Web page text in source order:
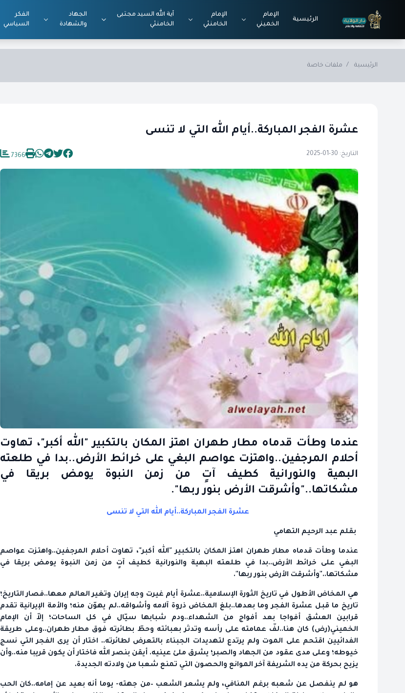
الرئيسية
الإمام
الخميني
الإمام
الخامنئي
آية الله السيد مجتبى
الخامنئي
الجهاد
والشهادة
الفكر
السياسي
الرئيسية / ملفات خاصة
عشرة الفجر المباركة..أيام الله التي لا تنسى
التاريخ: 30-01-2025 7366
عندما وطأت قدماه مطار طهران اهتز المكان بالتكبير "الله أكبر"، تهاوت
أحلام المرجفين..واهتزت عواصم البغي على خرائط الأرض..بدا في طلعته
البهية والنورانية كطيف آتٍ من زمن النبوة يومض بريقا في
مشكاتها.."وأشرقت الأرض بنور ربها".
عشرة الفجر المباركة..أيام الله التي لا تنسى
بقلم عبد الرحيم التهامي
عندما وطأت قدماه مطار طهران اهتز المكان بالتكبير "الله أكبر"، تهاوت أحلام المرجفين..واهتزت عواصم
البغي على خرائط الأرض..بدا في طلعته البهية والنورانية كطيف آتٍ من زمن النبوة يومض بريقا في
مشكاتها.."وأشرقت الأرض بنور ربها".
هي المخاض الأطول في تاريخ الثورة الإسلامية..عشرة أيام غيرت وجه إيران وتغير العالم معها..فصار التاريخ؛
تاريخ ما قبل عشرة الفجر وما بعدها..بلغ المخاض ذروة آلامه وأشواقه..لم يهوّن منه؛ والأمة الإيرانية تقدم
قرابين العشق أفواجا بعد أفواج من الشهداء..ودم شبابها سيّال في كل الساحات؛ إلاّ أن الإمام
الخميني(رض) كان هنا..لفّ عمامته على رأسه وتدثر بعبائته وحطّ بطائرته فوق مطار طهران..وعلى طريقة
الفدائيين اقتحم على الموت ولم يرتدع لتهديدات الجبناء بالتعرض لطائرته.. اختار أن يرى الفجر التي نسج
خيوطه؛ وعلى مدى عقود من الجهاد والصبر؛ يشرق ملئ عينيه. أيقن بنصر الله فاختار أن يكون قريبا منه..وأن
يزيح بحركة من يده الشريفة آخر الموانع والحصون التي تمنع شعبا من ولادته الجديدة.
هو لم ينفصل عن شعبه برغم المنافي، ولم يشعر الشعب –من جهته- يوما أنه بعيد عن إمامه..كان الحب